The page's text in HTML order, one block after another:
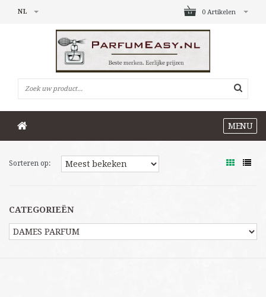
0 Artikelen
NL
MENU
Sorteren op:
CATEGORIEËN